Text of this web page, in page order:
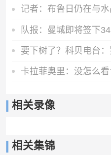
记者：布鲁日仍在与
相关录像
相关集锦